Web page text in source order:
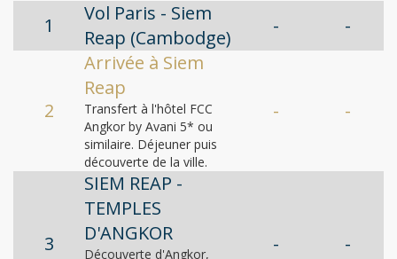
1
Vol Paris - Siem
Reap (Cambodge)
- -
2
Arrivée à Siem
Reap
Transfert à l'hôtel FCC
Angkor by Avani 5* ou
similaire. Déjeuner puis
découverte de la ville.
- -
3
SIEM REAP -
TEMPLES
D'ANGKOR
Découverte d'Angkor,
- -